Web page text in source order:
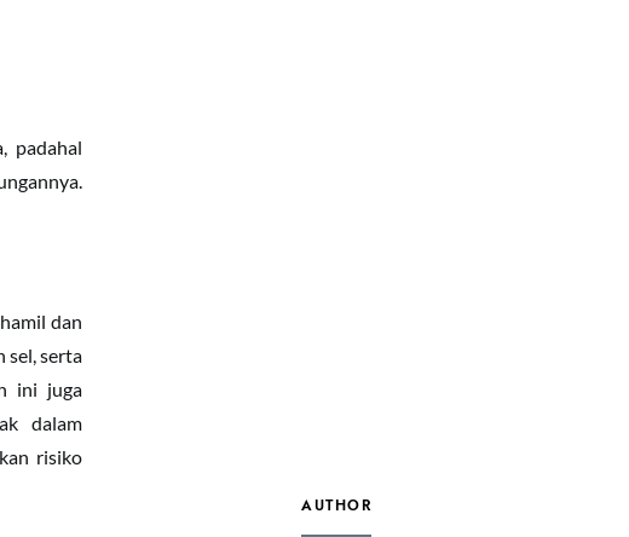
padahal
dan
sel, serta
ini juga
dalam
risiko
AUTHOR